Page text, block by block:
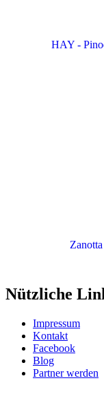
HAY -
Nützliche
Impressum
Kontakt
Facebook
Blog
Partner werden